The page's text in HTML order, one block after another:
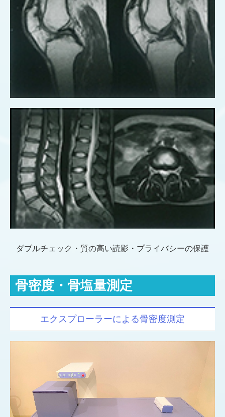
ダブルチェック・質の高い読影・プライバシーの保護
骨密度・骨塩量測定
エクスプローラーによる骨密度測定